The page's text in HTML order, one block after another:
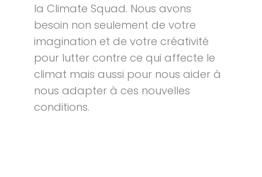
la Climate Squad. Nous avons
besoin non seulement de votre
imagination et de votre créativité
pour lutter contre ce qui affecte le
climat mais aussi pour nous aider à
nous adapter à ces nouvelles
conditions.